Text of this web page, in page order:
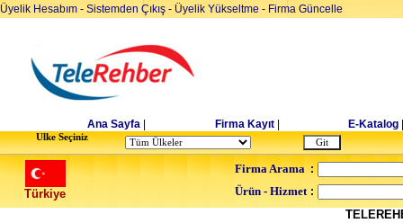
Üyelik Hesabım - Sistemden Çıkış - Üyelik Yükseltme - Firma Güncelle
Ana Sayfa Firma Kayıt E-Katalog
Ulke Seçiniz
Türkiye
Firma Arama :
Ürün - Hizmet :